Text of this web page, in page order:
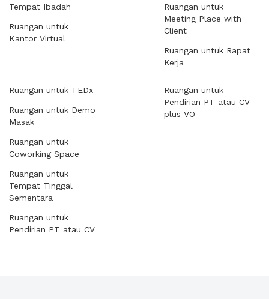
Tempat Ibadah
Ruangan untuk
Kantor Virtual
Ruangan untuk
Meeting Place with
Client
Ruangan untuk Rapat
Kerja
Ruangan untuk TEDx
Ruangan untuk Demo
Masak
Ruangan untuk
Coworking Space
Ruangan untuk
Tempat Tinggal
Sementara
Ruangan untuk
Pendirian PT atau CV
Ruangan untuk
Pendirian PT atau CV
plus VO